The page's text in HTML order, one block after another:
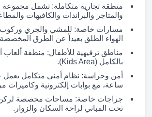
منطقة تجارية متكاملة: تشمل مجموعة
والمتاجر والبراندات والكافيهات
مسارات خاصة: للمشي والجري وركوب
الهواء الطلق بعيداً عن الطرق
مناطق ترفيهية للأطفال: منطقة ألعاب
بالكامل (Kids Area).
ساعة، مع بوابات إلكترونية وكاميرات
جراجات خاصة: مساحات مخصصة لركن
تحت المباني لراحة السكان والزوار.